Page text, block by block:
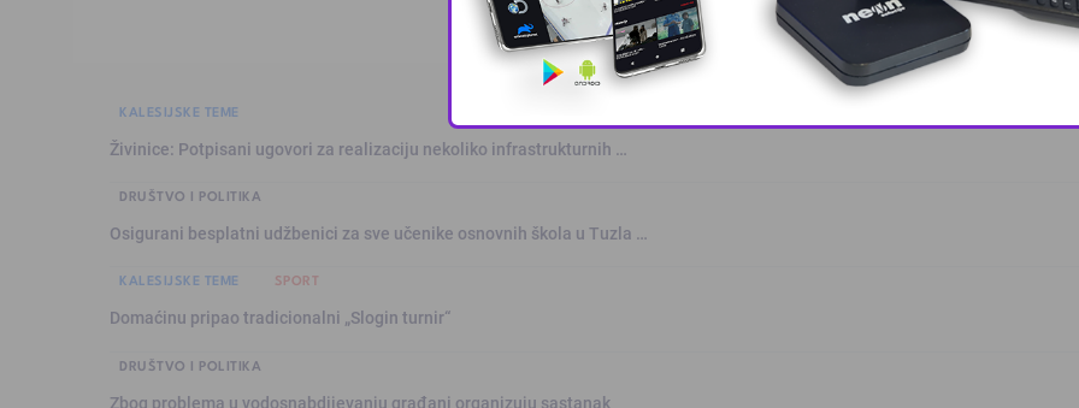
KALESIJSKE TEME
Živinice: Potpisani ugovori za realizaciju nekoliko infrastrukturnih …
DRUŠTVO I POLITIKA
Osigurani besplatni udžbenici za sve učenike osnovnih škola u Tuzla …
KALESIJSKE TEME SPORT
Domaćinu pripao tradicionalni „Slogin turnir“
DRUŠTVO I POLITIKA
Zbog problema u vodosnabdijevanju građani organizuju sastanak